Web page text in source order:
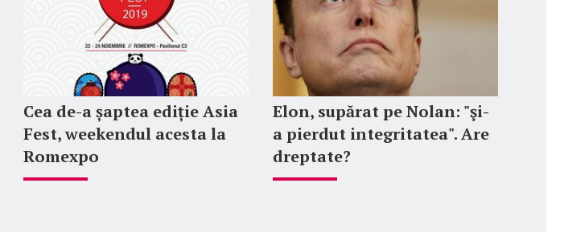
Cea de-a șaptea ediție Asia
Fest, weekendul acesta la
Romexpo
Elon, supărat pe Nolan: "şi-
a pierdut integritatea". Are
dreptate?